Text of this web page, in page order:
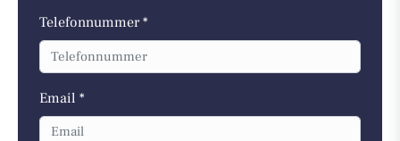
Telefonnummer *
Email *